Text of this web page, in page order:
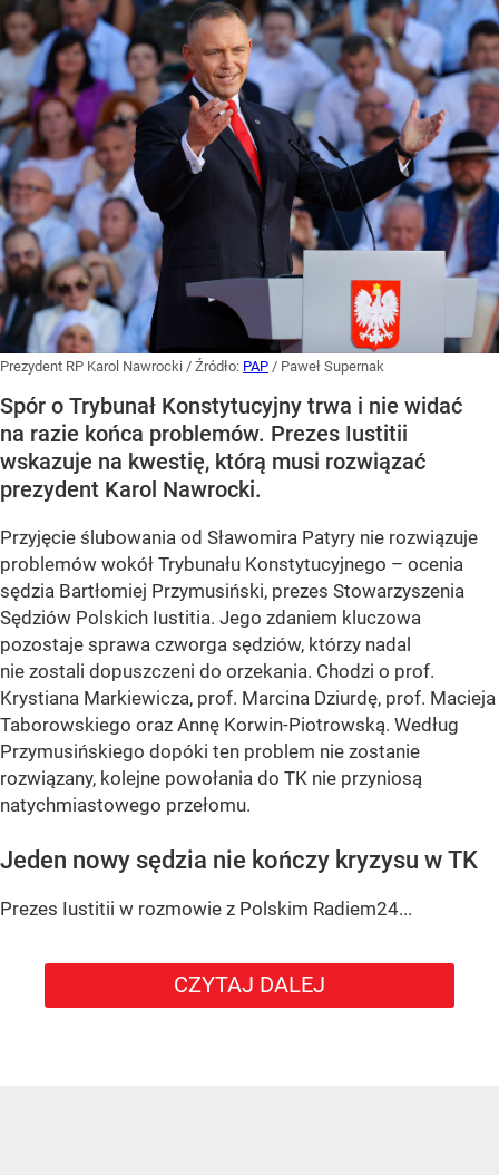
Prezydent RP Karol Nawrocki / Źródło: PAP / Paweł Supernak
Spór o Trybunał Konstytucyjny trwa i nie widać
na razie końca problemów. Prezes Iustitii
wskazuje na kwestię, którą musi rozwiązać
prezydent Karol Nawrocki.
Przyjęcie ślubowania od Sławomira Patyry nie rozwiązuje
problemów wokół Trybunału Konstytucyjnego – ocenia
sędzia Bartłomiej Przymusiński, prezes Stowarzyszenia
Sędziów Polskich Iustitia. Jego zdaniem kluczowa
pozostaje sprawa czworga sędziów, którzy nadal
nie zostali dopuszczeni do orzekania. Chodzi o prof.
Krystiana Markiewicza, prof. Marcina Dziurdę, prof. Macieja
Taborowskiego oraz Annę Korwin-Piotrowską. Według
Przymusińskiego dopóki ten problem nie zostanie
rozwiązany, kolejne powołania do TK nie przyniosą
natychmiastowego przełomu.
Jeden nowy sędzia nie kończy kryzysu w TK
Prezes Iustitii w rozmowie z Polskim Radiem24...
CZYTAJ DALEJ